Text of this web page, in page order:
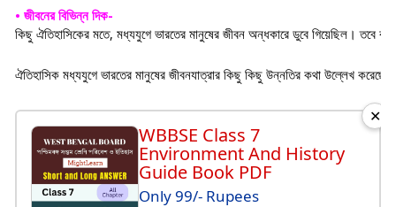
• জীবনের বিভিন্ন দিক-
কিছু ঐতিহাসিকের মতে, মধ্যযুগে ভারতের মানুষের জীবন অন্ধকারে ডুবে গিয়েছিল। তবে
ঐতিহাসিক মধ্যযুগে ভারতের মানুষের জীবনযাত্রার কিছু কিছু উন্নতির কথা উল্লেখ
WBBSE Class 7
Environment And History
Guide Book PDF
Only 99/- Rupees
✕